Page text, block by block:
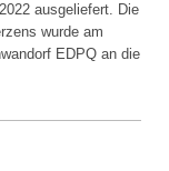
ausgeliefert. Die
wurde am
EDPQ an die